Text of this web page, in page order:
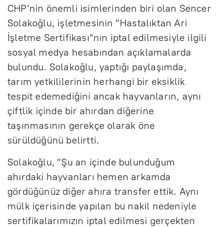
CHP’nin önemli isimlerinden biri olan Sencer
Solakoğlu, işletmesinin “Hastalıktan Ari
İşletme Sertifikası”nın iptal edilmesiyle ilgili
sosyal medya hesabından açıklamalarda
bulundu. Solakoğlu, yaptığı paylaşımda,
tarım yetkililerinin herhangi bir eksiklik
tespit edemediğini ancak hayvanların, aynı
çiftlik içinde bir ahırdan diğerine
taşınmasının gerekçe olarak öne
sürüldüğünü belirtti.
Solakoğlu, “Şu an içinde bulunduğum
ahırdaki hayvanları hemen arkamda
gördüğünüz diğer ahıra transfer ettik. Aynı
mülk içerisinde yapılan bu nakil nedeniyle
sertifikalarımızın iptal edilmesi gerçekten